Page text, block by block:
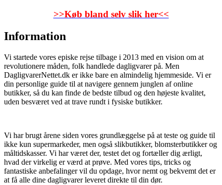
>>Køb bland selv slik her<<
Information
Vi startede vores episke rejse tilbage i 2013 med en vision om at
revolutionere måden, folk handlede dagligvarer på. Men
DagligvarerNettet.dk er ikke bare en almindelig hjemmeside. Vi er
din personlige guide til at navigere gennem junglen af online
butikker, så du kan finde de bedste tilbud og den højeste kvalitet,
uden besværet ved at trave rundt i fysiske butikker.
Vi har brugt årene siden vores grundlæggelse på at teste og guide til
ikke kun supermarkeder, men også slikbutikker, blomsterbutikker og
måltidskasser. Vi har været der, testet det og fortæller dig ærligt,
hvad der virkelig er værd at prøve. Med vores tips, tricks og
fantastiske anbefalinger vil du opdage, hvor nemt og bekvemt det er
at få alle dine dagligvarer leveret direkte til din dør.